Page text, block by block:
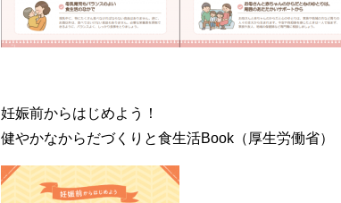
妊娠前からはじめよう！
健やかなからだづくりと食生活Book（厚生労働省）